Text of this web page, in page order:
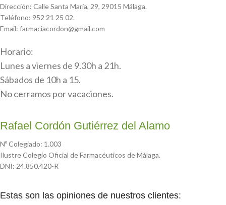
Dirección: Calle Santa María, 29, 29015 Málaga.
Teléfono: 952 21 25 02.
Email: farmaciacordon@gmail.com
Horario:
Lunes a viernes de 9.30h a 21h.
Sábados de 10h a 15.
No cerramos por vacaciones.
Rafael Cordón Gutiérrez del Alamo
Nº Colegiado: 1.003
Ilustre Colegio Oficial de Farmacéuticos de Málaga.
DNI: 24.850.420-R
Estas son las opiniones de nuestros clientes: